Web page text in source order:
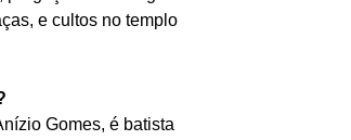
e cultos no templo
Gomes, é batista